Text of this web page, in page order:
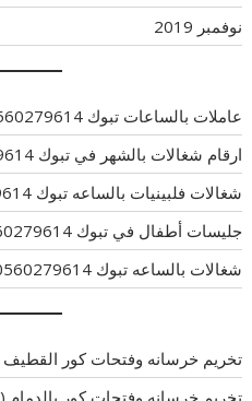
نوفمبر 2019
عاملات بالساعات تبوك 0560279614
ارقام شغالات بالشهر في تبوك 0560279614
شغالات فلبينيات بالساعه تبوك 0560279614
جليسات أطفال في تبوك 0560279614
شغالات بالساعه تبوك 0560279614
تخريم خرسانه وفتحات كور القطيف
تخريم خرسانه وفتحات كور بالدمام (3)